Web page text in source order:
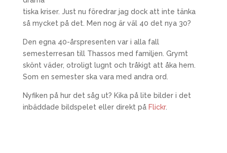
tiska kriser. Just nu föredrar jag dock att inte tänka
så mycket på det. Men nog är väl 40 det nya 30?
Den egna 40-årspresenten var i alla fall
semesterresan till Thassos med familjen. Grymt
skönt väder, otroligt lugnt och tråkigt att åka hem.
Som en semester ska vara med andra ord.
Nyfiken på hur det såg ut? Kika på lite bilder i det
inbäddade bildspelet eller direkt på Flickr.